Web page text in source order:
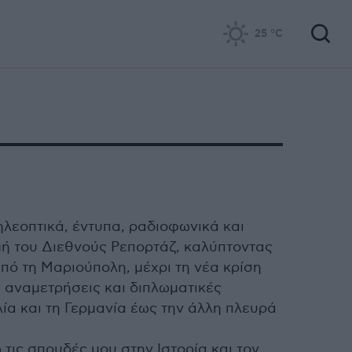
25 °C
έντυπα, ραδιοφωνικά και
του Διεθνούς Ρεπορτάζ, καλύπτοντας
τη Μαριούπολη, μέχρι τη νέα κρίση
και διπλωματικές
και τη Γερμανία έως την άλλη πλευρά